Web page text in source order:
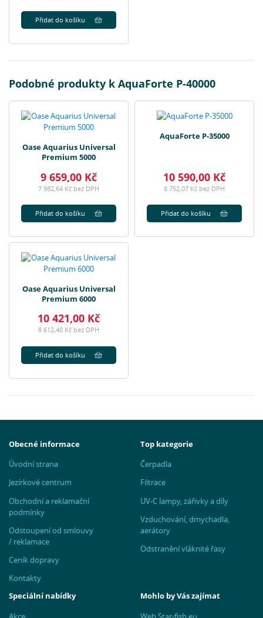
Přidat do košíku
Podobné produkty k AquaForte P-40000
Oase Aquarius Universal
Premium 5000
9 659,00 Kč
7 982,64 Kč bez DPH
Přidat do košíku
AquaForte P-35000
10 590,00 Kč
8 752,07 Kč bez DPH
Přidat do košíku
Oase Aquarius Universal
Premium 6000
10 421,00 Kč
8 612,40 Kč bez DPH
Přidat do košíku
Obecné informace
Úvodní strana
Jezírkové centrum
Obchodní a reklamační
podmínky
Odstoupení od smlouvy
/ reklamace
Ceník dopravy
Kontakty
Top kategorie
Čerpadla
Filtrace
UV-C lampy, zářivky a díly
Vzduchování, dmychadla,
aerátory
Odstranění vláknité řasy
Speciální nabídky
Mohlo by Vás zajímat